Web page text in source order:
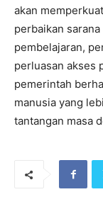
akan
perbaikan
pembelajaran,
perluasan akses
pemerintah
manusia yang
tantangan masa